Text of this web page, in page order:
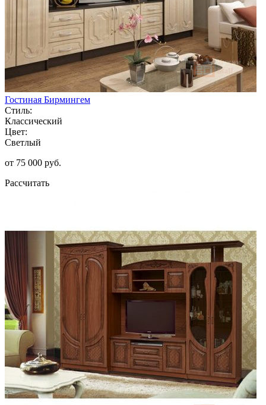
Гостиная Бирмингем
Стиль:
Классический
Цвет:
Светлый
от 75 000 руб.
Рассчитать